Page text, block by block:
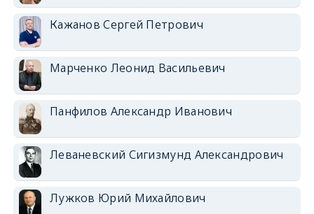
Кажанов Сергей Петрович
Марченко Леонид Васильевич
Панфилов Александр Иванович
Леваневский Сигизмунд Александрович
Лужков Юрий Михайлович